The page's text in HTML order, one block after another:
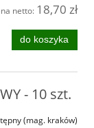
netto: 18,70 zł
do koszyka
- 10 szt.
(mag. kraków)